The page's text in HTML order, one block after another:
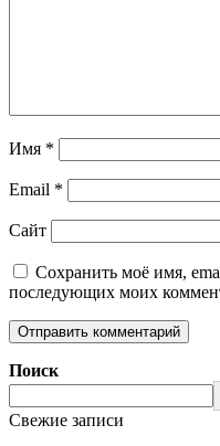
Имя *
Email *
Сайт
Сохранить моё имя,
последующих моих
Поиск
Свежие записи